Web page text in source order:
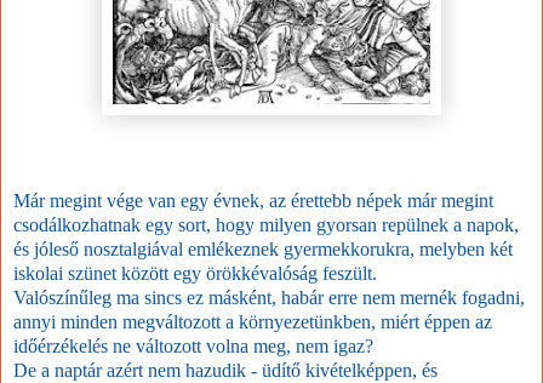
Már megint vége van egy évnek, az érettebb népek már megint
csodálkozhatnak egy sort, hogy milyen gyorsan repülnek a napok,
és jóleső nosztalgiával emlékeznek gyermekkorukra, melyben két
iskolai szünet között egy örökkévalóság feszült.
Valószínűleg ma sincs ez másként, habár erre nem mernék fogadni,
annyi minden megváltozott a környezetünkben, miért éppen az
időérzékelés ne változott volna meg, nem igaz?
De a naptár azért nem hazudik - üdítő kivételképpen, és